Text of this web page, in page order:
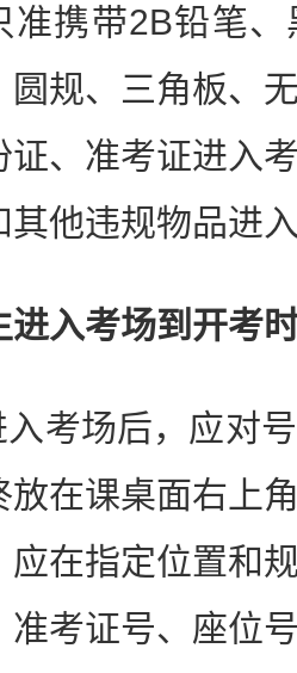
携带2B铅笔、
圆规、三角板、
证、准考证进入
其他违规物品进
入考场到开考
场后，应对号
放在课桌面右上
应在指定位置和
准考证号、座位